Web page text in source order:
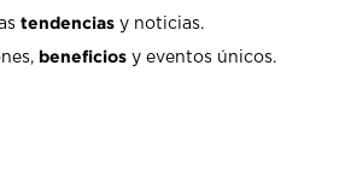
tendencias y noticias.
beneficios y eventos únicos.